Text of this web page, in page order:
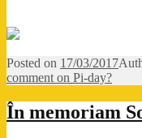
Posted on 17/03/2017
comment on Pi-day?
În memoriam